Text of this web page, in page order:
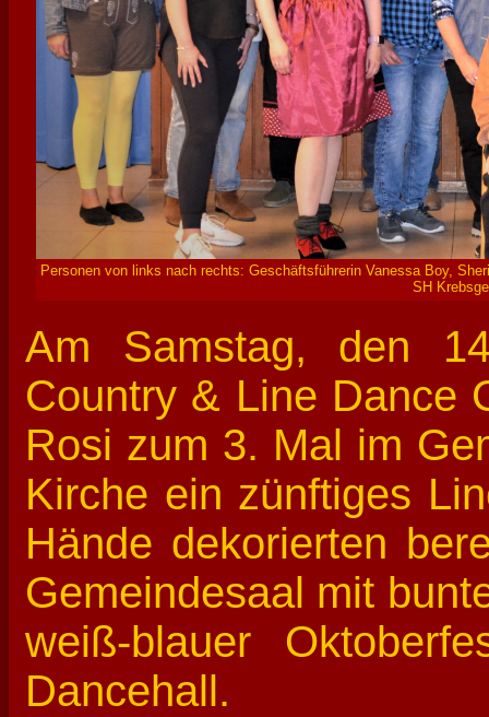
Personen von links nach rechts: Geschäftsführerin Vanessa Boy,
SH
Am Samstag, den
Country & Line Dance
Rosi zum 3. Mal im
Kirche ein zünftiges
Hände dekorierten
Gemeindesaal mit
weiß-blauer
Dancehall.